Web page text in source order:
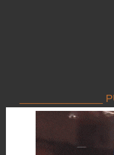
______________